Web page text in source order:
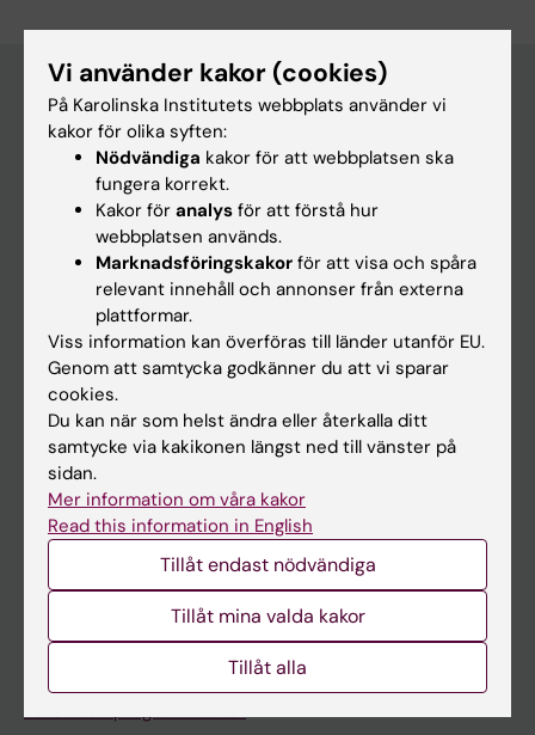
Huvudmeny
Utbildning
Forskarutbildning
Forskning
På gång
Nyheter
Kalender
Student
Canvas
Schema
Kurs- och programwebbar
Vi använder kakor (cookies)
På Karolinska Institutets webbplats använder vi
kakor för olika syften:
Nödvändiga kakor för att webbplatsen ska
fungera korrekt.
Kakor för analys för att förstå hur
webbplatsen används.
Marknadsföringskakor för att visa och spåra
relevant innehåll och annonser från externa
plattformar.
Viss information kan överföras till länder utanför EU.
Genom att samtycka godkänner du att vi sparar
cookies.
Du kan när som helst ändra eller återkalla ditt
samtycke via kakikonen längst ned till vänster på
sidan.
Mer information om våra kakor
Read this information in English
Tillåt endast nödvändiga
Tillåt mina valda kakor
Tillåt alla